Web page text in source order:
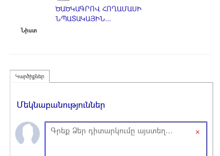
ԾԱԾԿԱԳՐՈՎ ՀՈՂԱՄԱՍԻ
ՆՊԱՏԱԿԱՅԻՆ...
Նիստ
Կարծիքներ
Մեկնաբանություններ
×